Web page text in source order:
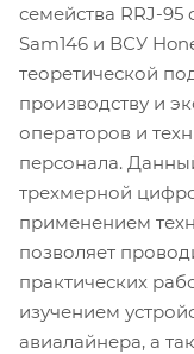
семейства RRJ-95
Sam146 и ВСУ
теоретической
производству и
операторов и
персонала.
трехмерной
применением
позволяет
практических
изучением
авиалайнера, а